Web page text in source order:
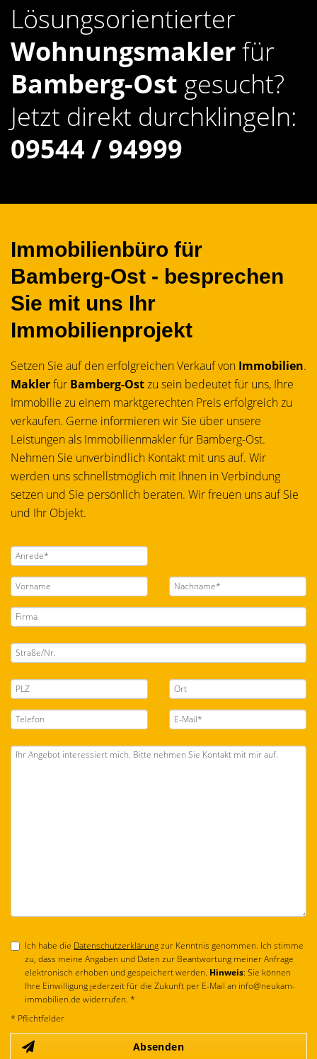
Lösungsorientierter
Wohnungsmaklerfür
Bamberg-Ost gesucht?
Jetzt direkt durchklingeln:
09544 / 94999
Immobilienbüro für
Bamberg-Ost - besprechen
Sie mit uns Ihr
Immobilienprojekt
Setzen Sie auf den erfolgreichen Verkauf von Immobilien.
Maklerfür Bamberg-Ostzu sein bedeutet für uns, Ihre
Immobilie zu einem marktgerechten Preis erfolgreich zu
verkaufen. Gerne informieren wir Sie über unsere
Leistungen als Immobilienmakler für Bamberg-Ost.
Nehmen Sie unverbindlich Kontakt mit uns auf. Wir
werden uns schnellstmöglich mit Ihnen in Verbindung
setzen und Sie persönlich beraten. Wir freuen uns auf Sie
und Ihr Objekt.
Ich habe die Datenschutzerklärungzur Kenntnis genommen. Ich stimme
zu, dass meine Angaben und Daten zur Beantwortung meiner Anfrage
elektronisch erhoben und gespeichert werden. Hinweis: Sie können
Ihre Einwilligung jederzeit für die Zukunft per E-Mail an info@neukam-
immobilien.de widerrufen. *
* Pflichtfelder
Absenden